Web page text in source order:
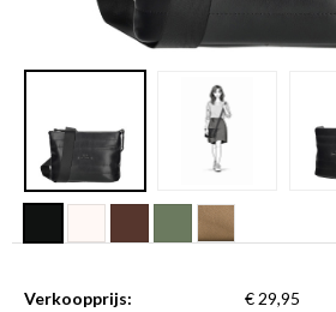
Verkoopprijs: € 29,95